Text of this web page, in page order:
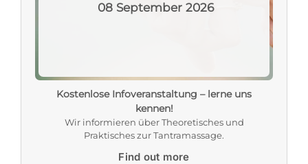
08 September 2026
Kostenlose Infoveranstaltung – lerne uns
kennen!
Wir informieren über Theoretisches und
Praktisches zur Tantramassage.
Find out more